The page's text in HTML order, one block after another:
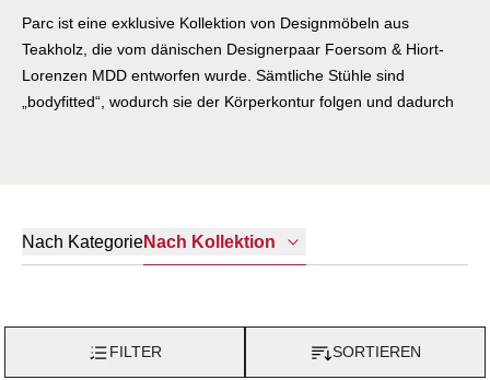
Parc ist eine exklusive Kollektion von Designmöbeln aus
Teakholz, die vom dänischen Designerpaar Foersom & Hiort-
Lorenzen MDD entworfen wurde. Sämtliche Stühle sind
„bodyfitted“, wodurch sie der Körperkontur folgen und dadurch
Freien. Parc wird aus zertifiziertem Teakholz und
Nach KategorieNach Kollektion
FILTER SORTIEREN